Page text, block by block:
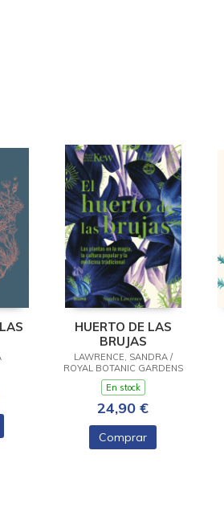
HUERTO DE LAS
BRUJAS
LAWRENCE, SANDRA /
ROYAL BOTANIC GARDENS
En stock
24,90 €
Comprar